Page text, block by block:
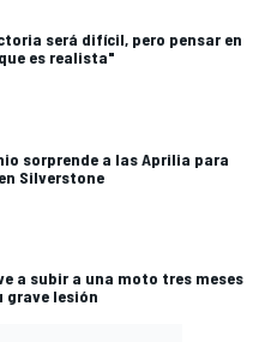
será difícil, pero pensar en
es realista"
sorprende a las Aprilia para
Silverstone
a subir a una moto tres meses
grave lesión